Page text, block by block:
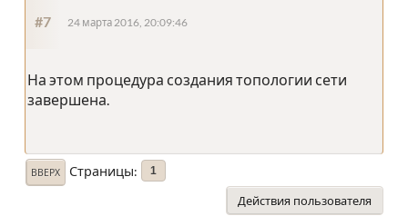
#7 24 марта 2016, 20:09:46
На этом процедура создания топологии сети
завершена.
ВВЕРХ Страницы 1
Действия пользователя